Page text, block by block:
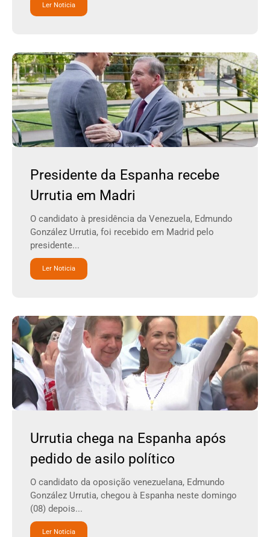
Ler Noticia
Presidente da Espanha recebe
Urrutia em Madri
O candidato à presidência da Venezuela, Edmundo
González Urrutia, foi recebido em Madrid pelo
presidente...
Ler Noticia
Urrutia chega na Espanha após
pedido de asilo político
O candidato da oposição venezuelana, Edmundo
González Urrutia, chegou à Espanha neste domingo
(08) depois...
Ler Noticia